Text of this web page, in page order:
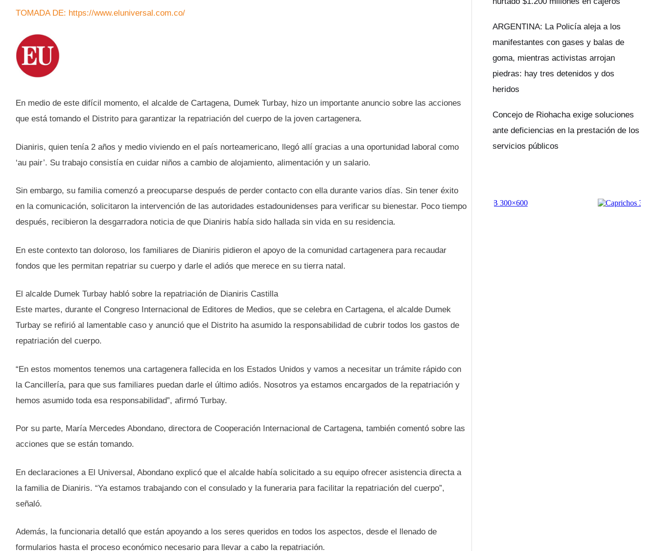
TOMADA DE: https://www.eluniversal.com.co/
En medio de este difícil momento, el alcalde de Cartagena, Dumek Turbay, hizo un importante anuncio sobre las acciones
que está tomando el Distrito para garantizar la repatriación del cuerpo de la joven cartagenera.
Dianiris, quien tenía 2 años y medio viviendo en el país norteamericano, llegó allí gracias a una oportunidad laboral como
‘au pair’. Su trabajo consistía en cuidar niños a cambio de alojamiento, alimentación y un salario.
Sin embargo, su familia comenzó a preocuparse después de perder contacto con ella durante varios días. Sin tener éxito
en la comunicación, solicitaron la intervención de las autoridades estadounidenses para verificar su bienestar. Poco tiempo
después, recibieron la desgarradora noticia de que Dianiris había sido hallada sin vida en su residencia.
En este contexto tan doloroso, los familiares de Dianiris pidieron el apoyo de la comunidad cartagenera para recaudar
fondos que les permitan repatriar su cuerpo y darle el adiós que merece en su tierra natal.
El alcalde Dumek Turbay habló sobre la repatriación de Dianiris Castilla
Este martes, durante el Congreso Internacional de Editores de Medios, que se celebra en Cartagena, el alcalde Dumek
Turbay se refirió al lamentable caso y anunció que el Distrito ha asumido la responsabilidad de cubrir todos los gastos de
repatriación del cuerpo.
“En estos momentos tenemos una cartagenera fallecida en los Estados Unidos y vamos a necesitar un trámite rápido con
la Cancillería, para que sus familiares puedan darle el último adiós. Nosotros ya estamos encargados de la repatriación y
hemos asumido toda esa responsabilidad”, afirmó Turbay.
Por su parte, María Mercedes Abondano, directora de Cooperación Internacional de Cartagena, también comentó sobre las
acciones que se están tomando.
En declaraciones a El Universal, Abondano explicó que el alcalde había solicitado a su equipo ofrecer asistencia directa a
la familia de Dianiris. “Ya estamos trabajando con el consulado y la funeraria para facilitar la repatriación del cuerpo”,
señaló.
Además, la funcionaria detalló que están apoyando a los seres queridos en todos los aspectos, desde el llenado de
formularios hasta el proceso económico necesario para llevar a cabo la repatriación.
ARGENTINA: La Policía aleja a los
manifestantes con gases y balas de
goma, mientras activistas arrojan
piedras: hay tres detenidos y dos
heridos
Concejo de Riohacha exige soluciones
ante deficiencias en la prestación de los
servicios públicos